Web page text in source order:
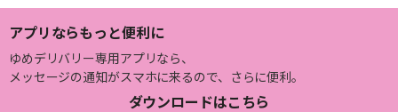
アプリならもっと便利に
ゆめデリバリー専用アプリなら、
メッセージの通知がスマホに来るので、さらに便利。
ダウンロードはこちら